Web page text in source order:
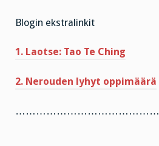
Blogin ekstralinkit
1. Laotse: Tao Te Ching
2. Nerouden lyhyt oppimäärä
……………………………………